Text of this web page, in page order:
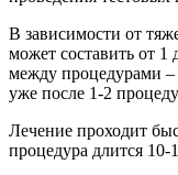
В зависимости от
может составить от
между процедурами
уже после 1-2
Лечение проходит
процедура длится 10-